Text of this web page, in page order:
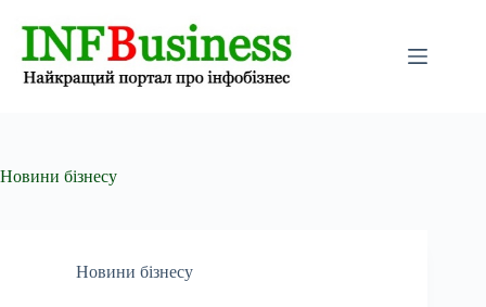
Новини бізнесу
Новини бізнесу